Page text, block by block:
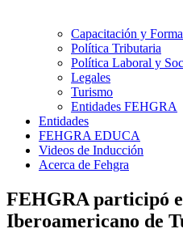
Capacitación y
Política Tributaria
Política Laboral y
Legales
Turismo
Entidades FEHGRA
Entidades
FEHGRA EDUCA
Videos de Inducción
Acerca de Fehgra
FEHGRA participó
Iberoamericano de